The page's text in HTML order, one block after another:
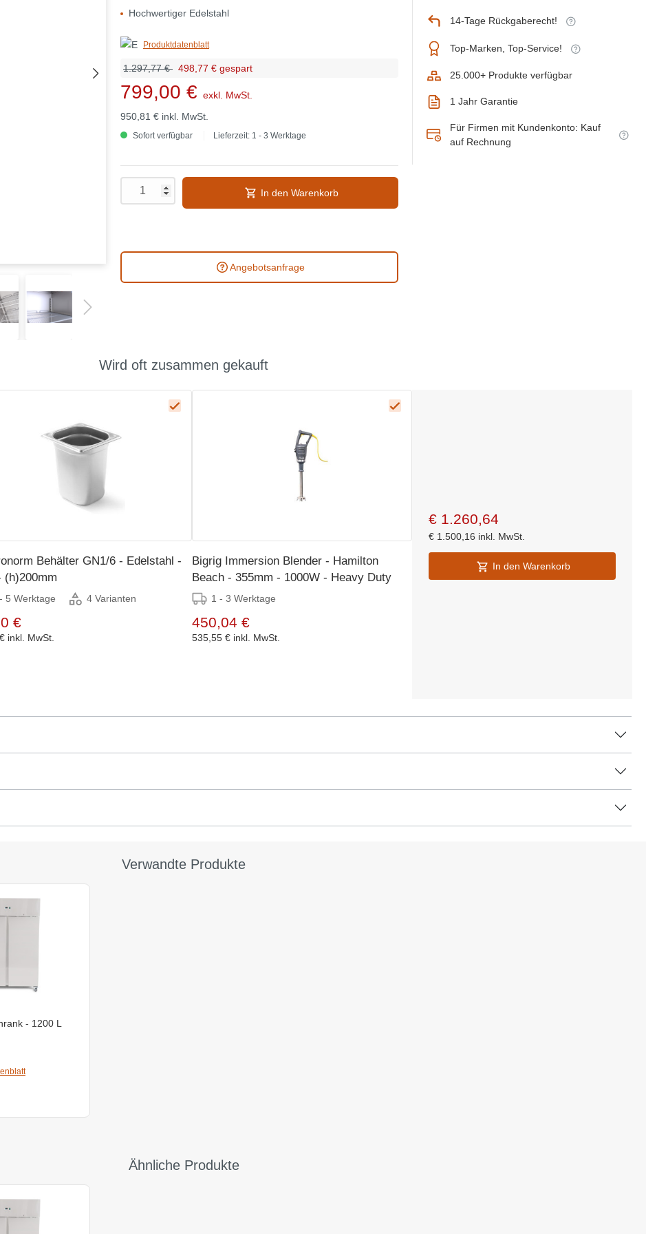
Hochwertiger Edelstahl
Produktdatenblatt
1.297,77 € 498,77 € gespart
799,00 € exkl. MwSt.
950,81 € inkl. MwSt.
Sofort verfügbar Lieferzeit: 1 - 3 Werktage
In den Warenkorb
Angebotsanfrage
14-Tage Rückgaberecht!
Top-Marken, Top-Service!
25.000+ Produkte verfügbar
1 Jahr Garantie
Für Firmen mit Kundenkonto: Kauf
auf Rechnung
Wird oft zusammen gekauft
Behälter GN1/6 - Edelstahl -
(h)200mm
5 Werktage 4 Varianten
€
inkl. MwSt.
Bigrig Immersion Blender - Hamilton
Beach - 355mm - 1000W - Heavy Duty
1 - 3 Werktage
450,04 €
535,55 € inkl. MwSt.
€ 1.260,64
€ 1.500,16 inkl. MwSt.
In den Warenkorb
Verwandte Produkte
- 1200 L
Ähnliche Produkte